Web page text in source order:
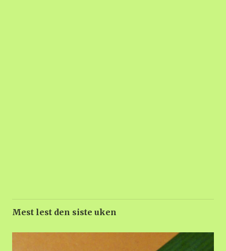
Mest lest den siste uken